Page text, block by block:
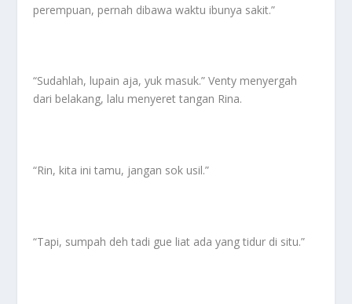
perempuan, pernah dibawa waktu ibunya sakit.”
“Sudahlah, lupain aja, yuk masuk.” Venty menyergah
dari belakang, lalu menyeret tangan Rina.
“Rin, kita ini tamu, jangan sok usil.”
“Tapi, sumpah deh tadi gue liat ada yang tidur di situ.”